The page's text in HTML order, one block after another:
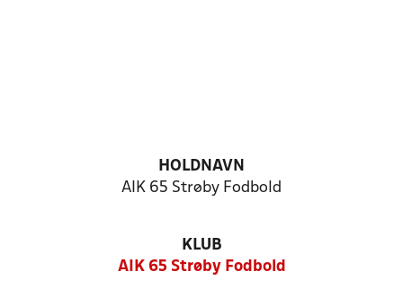
HOLDNAVN
AIK 65 Strøby Fodbold
KLUB
AIK 65 Strøby Fodbold